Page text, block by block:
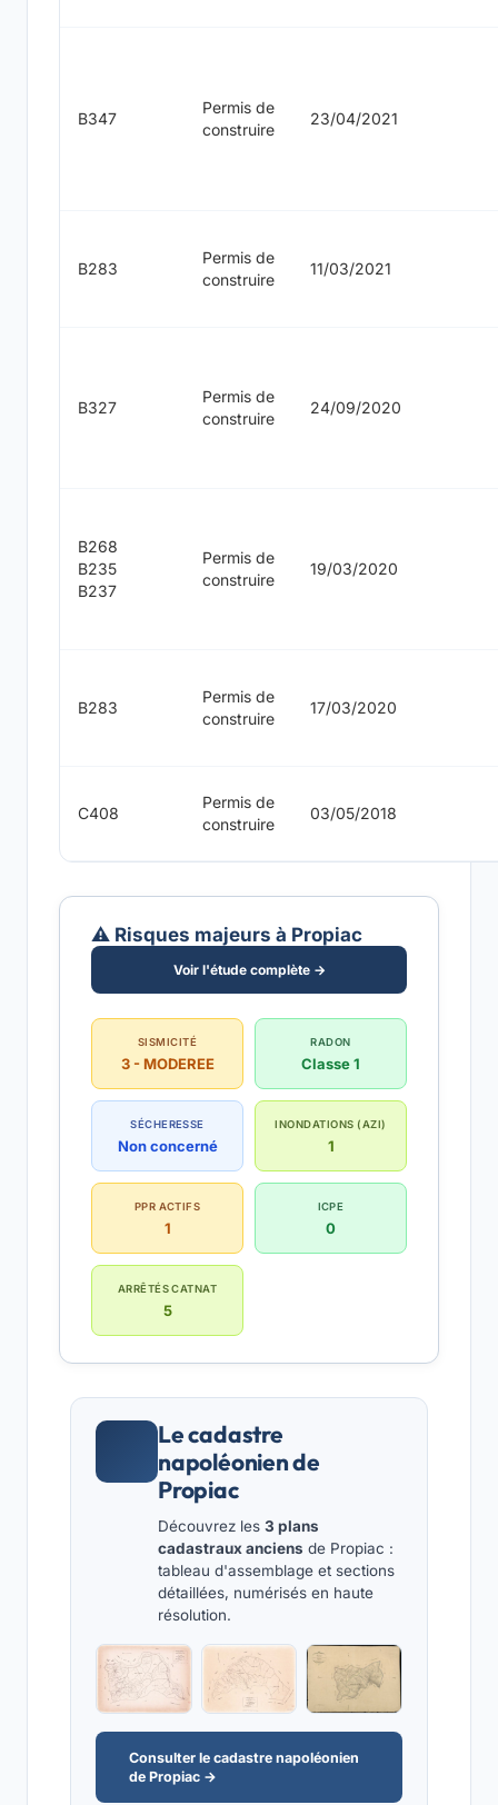
B347
Permis de
construire
23/04/2021
B283
Permis de
construire
11/03/2021
B327
Permis de
construire
24/09/2020
B268
B235
B237
Permis de
construire
19/03/2020
B283
Permis de
construire
17/03/2020
C408
Permis de
construire
03/05/2018
⚠️ Risques majeurs à Propiac
Voir l'étude complète →
SISMICITÉ
3 - MODEREE
RADON
Classe 1
SÉCHERESSE
Non concerné
INONDATIONS (AZI)
1
PPR ACTIFS
1
ICPE
0
ARRÊTÉS CATNAT
5
Le cadastre
napoléonien de
Propiac
Découvrez les 3 plans
cadastraux anciens de Propiac :
tableau d'assemblage et sections
détaillées, numérisés en haute
résolution.
Consulter le cadastre napoléonien
de Propiac →